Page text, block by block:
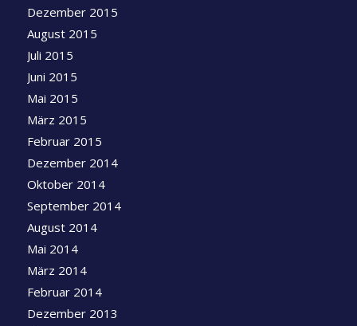
Dezember 2015
August 2015
Juli 2015
Juni 2015
Mai 2015
März 2015
Februar 2015
Dezember 2014
Oktober 2014
September 2014
August 2014
Mai 2014
März 2014
Februar 2014
Dezember 2013